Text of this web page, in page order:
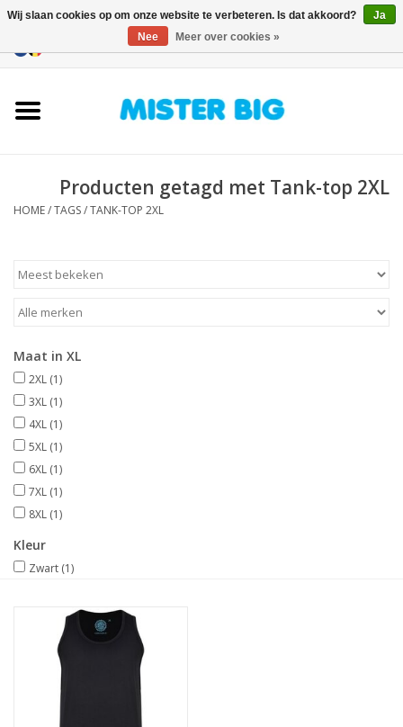
Onze WinkelProducten getagd met Tank-top 2XL
HOME/TAGS/TANK-TOP 2XL
Maat in XL
2XL (1)
3XL (1)
4XL (1)
5XL (1)
6XL (1)
7XL (1)
8XL (1)
Kleur
Zwart (1)
Wij slaan cookies op om onze website te verbeteren. Is dat akkoord?
Ja
Nee
Meer over cookies »